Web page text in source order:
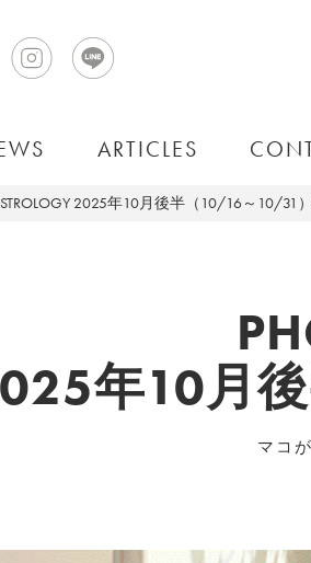
ARTICLES
2025年10月後半（10/16～10/31
年10月
マコ